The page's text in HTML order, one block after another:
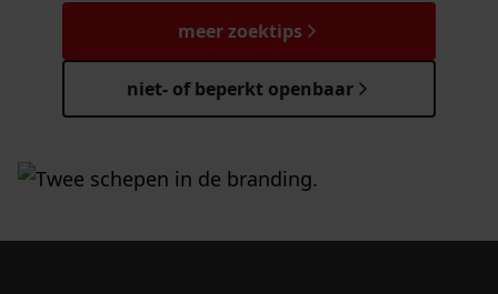
meer zoektips
niet- of beperkt openbaar